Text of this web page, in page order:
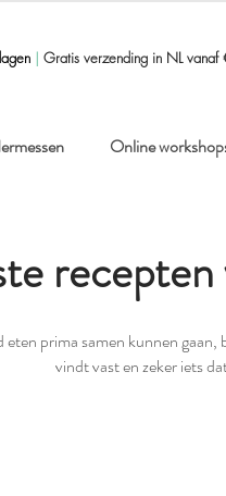
| Gratis verzending in NL vanaf
Online
prima samen kunnen
vindt vast en zeker iets